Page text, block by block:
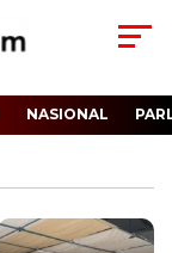
NASIONAL